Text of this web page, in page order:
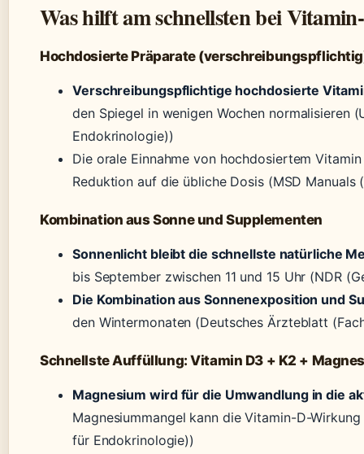
Was hilft am schnellsten bei
Hochdosierte Präparate
Verschreibungspflichtige hochdosierte
den Spiegel in wenigen Wochen normalisieren
Endokrinologie))
Die orale Einnahme von hochdosiertem
Reduktion auf die übliche Dosis (MSD
Kombination aus Sonne und Supplementen
Sonnenlicht bleibt die schnellste natürliche
bis September zwischen 11 und 15 Uhr (NDR
Die Kombination aus Sonnenexposition und
den Wintermonaten (Deutsches Ärzteblatt
Schnellste Auffüllung: Vitamin D3 + K2 +
Magnesium wird für die Umwandlung in die
Magnesiummangel kann die Vitamin-D-
für Endokrinologie))